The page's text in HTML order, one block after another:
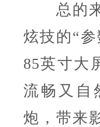
总的来
炫技的“
85英寸大
流畅又自
炮，带来